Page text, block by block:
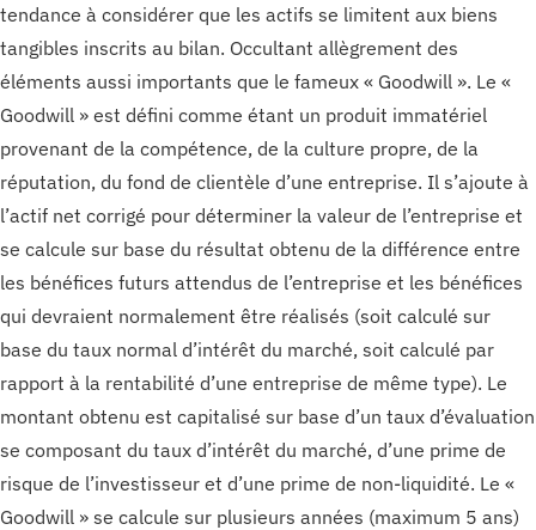
tendance à considérer que les actifs se limitent aux biens
tangibles inscrits au bilan. Occultant allègrement des
éléments aussi importants que le fameux « Goodwill ». Le «
Goodwill » est défini comme étant un produit immatériel
provenant de la compétence, de la culture propre, de la
réputation, du fond de clientèle d’une entreprise. Il s’ajoute à
l’actif net corrigé pour déterminer la valeur de l’entreprise et
se calcule sur base du résultat obtenu de la différence entre
les bénéfices futurs attendus de l’entreprise et les bénéfices
qui devraient normalement être réalisés (soit calculé sur
base du taux normal d’intérêt du marché, soit calculé par
rapport à la rentabilité d’une entreprise de même type). Le
montant obtenu est capitalisé sur base d’un taux d’évaluation
se composant du taux d’intérêt du marché, d’une prime de
risque de l’investisseur et d’une prime de non-liquidité. Le «
Goodwill » se calcule sur plusieurs années (maximum 5 ans)